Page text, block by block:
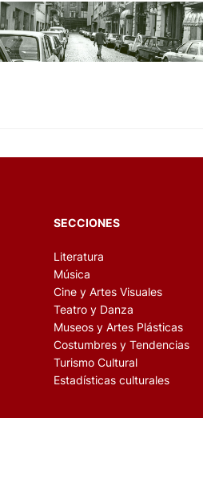
SECCIONES
Literatura
Música
Cine y Artes Visuales
Teatro y Danza
Museos y Artes Plásticas
Costumbres y Tendencias
Turismo Cultural
Estadísticas culturales